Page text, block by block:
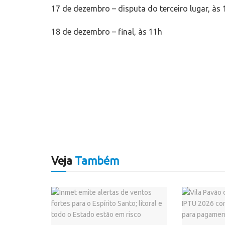
17 de dezembro – disputa do terceiro lugar, às
18 de dezembro – final, às 11h
Veja Também